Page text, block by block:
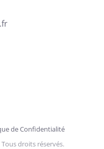
de Confidentialité
droits réservés.